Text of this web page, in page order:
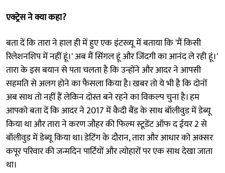
एक्ट्रेस ने क्या कहा?
बता दें क‌ि तारा ने हाल ही में हुए एक इंटरव्यू में बताया क‌ि 'मैं किसी
रिलेशनशिप में नहीं हूं।' अब मैं सिंगल हूं और जिंदगी का आनंद ले रही हूं।'
तारा के इस बयान से पता चलता है कि उन्होंने और आदर ने आपसी
सहमति से अलग होने का फैसला किया है। खबर तो ये भी है कि दोनों
अब साथ तो नहीं हैं लेकिन दोस्त बने रहने का विकल्प चुना है। हम
आपको बता दें कि आदर ने 2017 में कैदी बैंड के साथ बॉलीवुड में डेब्यू
किया था और तारा ने करण जौहर की फिल्म स्टूडेंट ऑफ द ईयर 2 से
बॉलीवुड में डेब्यू किया था। डेटिंग के दौरान, तारा और आधार को अक्सर
कपूर परिवार की जन्मदिन पार्टियों और त्योहारों पर एक साथ देखा जाता
था।